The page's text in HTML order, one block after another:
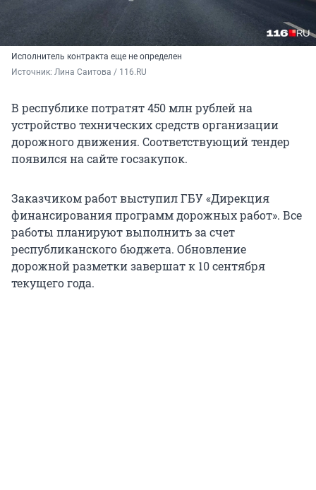
Исполнитель контракта еще не определен
Источник: Лина Саитова / 116.RU
В республике потратят 450 млн рублей на
устройство технических средств организации
дорожного движения. Соответствующий тендер
появился на сайте госзакупок.
Заказчиком работ выступил ГБУ «Дирекция
финансирования программ дорожных работ». Все
работы планируют выполнить за счет
республиканского бюджета. Обновление
дорожной разметки завершат к 10 сентября
текущего года.